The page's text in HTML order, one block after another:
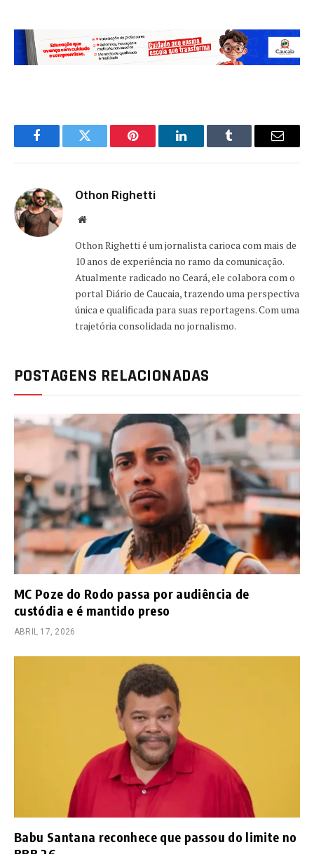
FacebookTwitter Pinterest LinkedInTumblr Email
Othon Righetti
Website
Othon Righetti é um jornalista carioca com mais de
10 anos de experiência no ramo da comunicação.
Atualmente radicado no Ceará, ele colabora com o
portal Diário de Caucaia, trazendo uma perspectiva
única e qualificada para suas reportagens. Com uma
trajetória consolidada no jornalismo.
POSTAGENS RELACIONADAS
MC Poze do Rodo passa por audiência de
custódia e é mantido preso
ABRIL 17, 2026
Babu Santana reconhece que passou do limite no